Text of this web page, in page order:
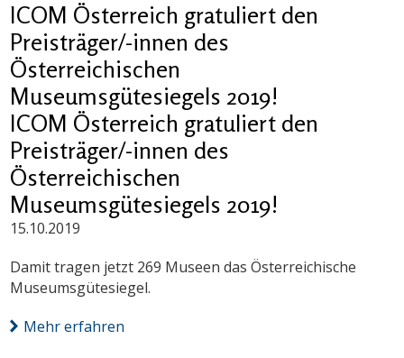
ICOM Österreich gratuliert den
Preisträger/-innen des
Österreichischen
Museumsgütesiegels 2019!
ICOM Österreich gratuliert den
Preisträger/-innen des
Österreichischen
Museumsgütesiegels 2019!
15.10.2019
Damit tragen jetzt 269 Museen das Österreichische
Museumsgütesiegel.
Mehr erfahren